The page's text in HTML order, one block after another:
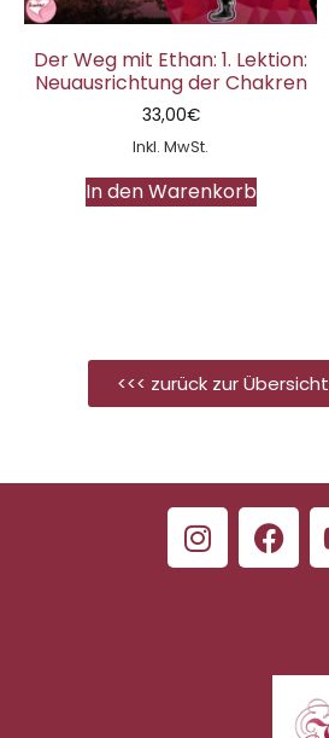
Der Weg mit Ethan: 1. Lektion:
Neuausrichtung der Chakren
33,00€
Inkl. MwSt.
In den Warenkorb
<<< zurück zur Übersicht